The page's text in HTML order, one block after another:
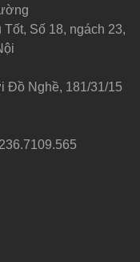
Số 18, ngách 23,
Đồ Nghề, 181/31/15